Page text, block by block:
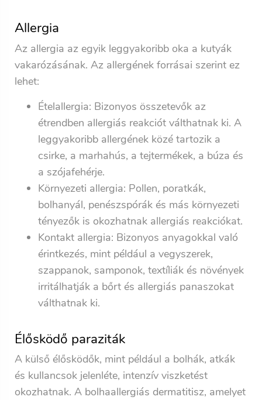
Allergia
Az allergia az egyik leggyakoribb oka a kutyák
vakarózásának. Az allergének forrásai szerint ez
lehet:
Ételallergia: Bizonyos összetevők az
étrendben allergiás reakciót válthatnak ki. A
leggyakoribb allergének közé tartozik a
csirke, a marhahús, a tejtermékek, a búza és
a szójafehérje.
Környezeti allergia: Pollen, poratkák,
bolhanyál, penészspórák és más környezeti
tényezők is okozhatnak allergiás reakciókat.
Kontakt allergia: Bizonyos anyagokkal való
érintkezés, mint például a vegyszerek,
szappanok, samponok, textíliák és növények
irritálhatják a bőrt és allergiás panaszokat
válthatnak ki.
Élősködő paraziták
A külső élősködők, mint például a bolhák, atkák
és kullancsok jelenléte, intenzív viszketést
okozhatnak. A bolhaallergiás dermatitisz, amelyet